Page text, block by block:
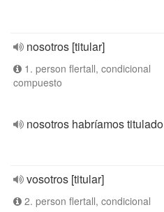
nosotros [titular]
1. person flertall, condicional
compuesto
nosotros habríamos titulado
vosotros [titular]
2. person flertall, condicional